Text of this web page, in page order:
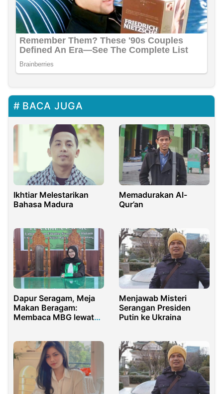
BACA JUGA
Ikhtiar Melestarikan
Bahasa Madura
Memadurakan Al-
Qur’an
Dapur Seragam, Meja
Makan Beragam:
Membaca MBG lewat
Menjawab Misteri
Serangan Presiden
Putin ke Ukraina